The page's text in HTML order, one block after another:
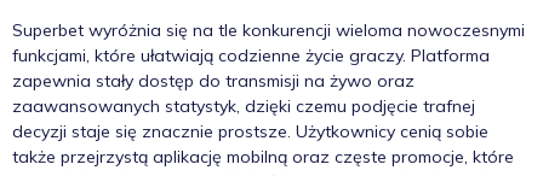
Superbet wyróżnia się na tle konkurencji wieloma nowoczesnymi
funkcjami, które ułatwiają codzienne życie graczy. Platforma
zapewnia stały dostęp do transmisji na żywo oraz
zaawansowanych statystyk, dzięki czemu podjęcie trafnej
decyzji staje się znacznie prostsze. Użytkownicy cenią sobie
także przejrzystą aplikację mobilną oraz częste promocje, które